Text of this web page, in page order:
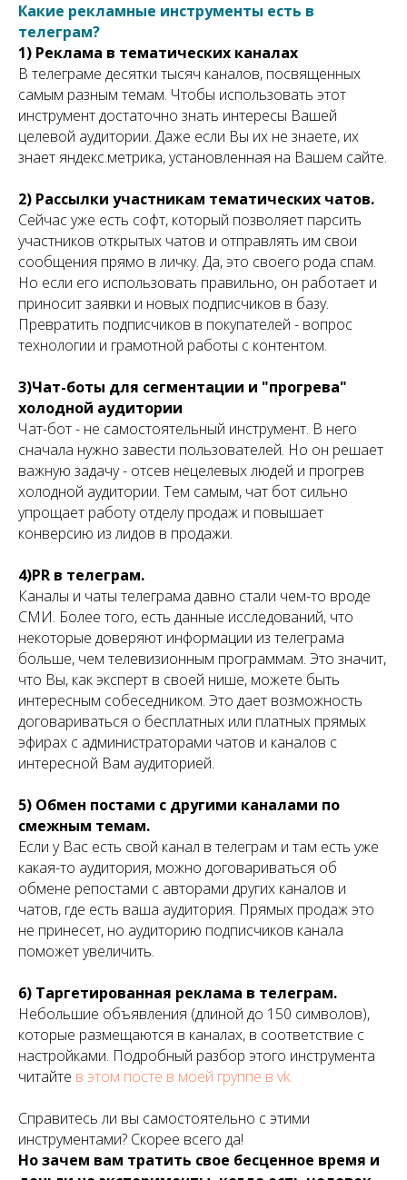
Какие рекламные инструменты есть в
телеграм?
1) Реклама в тематических каналах
В телеграме десятки тысяч каналов, посвященных
самым разным темам. Чтобы использовать этот
инструмент достаточно знать интересы Вашей
целевой аудитории. Даже если Вы их не знаете, их
знает яндекс.метрика, установленная на Вашем сайте.
2) Рассылки участникам тематических чатов.
Сейчас уже есть софт, который позволяет парсить
участников открытых чатов и отправлять им свои
сообщения прямо в личку. Да, это своего рода спам.
Но если его использовать правильно, он работает и
приносит заявки и новых подписчиков в базу.
Превратить подписчиков в покупателей - вопрос
технологии и грамотной работы с контентом.
3)Чат-боты для сегментации и "прогрева"
холодной аудитории
Чат-бот - не самостоятельный инструмент. В него
сначала нужно завести пользователей. Но он решает
важную задачу - отсев нецелевых людей и прогрев
холодной аудитории. Тем самым, чат бот сильно
упрощает работу отделу продаж и повышает
конверсию из лидов в продажи.
4)PR в телеграм.
Каналы и чаты телеграма давно стали чем-то вроде
СМИ. Более того, есть данные исследований, что
некоторые доверяют информации из телеграма
больше, чем телевизионным программам. Это значит,
что Вы, как эксперт в своей нише, можете быть
интересным собеседником. Это дает возможность
договариваться о бесплатных или платных прямых
эфирах с администраторами чатов и каналов с
интересной Вам аудиторией.
5) Обмен постами с другими каналами по
смежным темам.
Если у Вас есть свой канал в телеграм и там есть уже
какая-то аудитория, можно договариваться об
обмене репостами с авторами других каналов и
чатов, где есть ваша аудитория. Прямых продаж это
не принесет, но аудиторию подписчиков канала
поможет увеличить.
6) Таргетированная реклама в телеграм.
Небольшие объявления (длиной до 150 символов),
которые размещаются в каналах, в соответствие с
настройками. Подробный разбор этого инструмента
читайте в этом посте в моей группе в vk.
Справитесь ли вы самостоятельно с этими
инструментами? Скорее всего да!
Но зачем вам тратить свое бесценное время и